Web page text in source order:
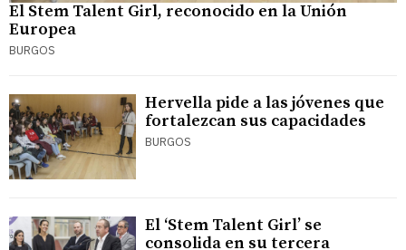
El Stem Talent Girl, reconocido en la Unión
Europea
BURGOS
Hervella pide a las jóvenes que
fortalezcan sus capacidades
BURGOS
El ‘Stem Talent Girl’ se
consolida en su tercera